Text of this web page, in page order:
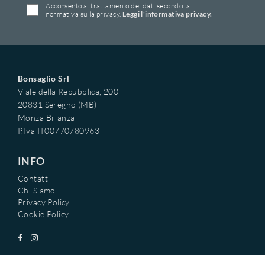
Acconsento al trattamento dei dati secondo la
normativa sulla privacy. Leggi l'informativa privacy.
Bonsaglio Srl
Viale della Repubblica, 200
20831 Seregno (MB)
Monza Brianza
P.Iva IT00770780963
INFO
Contatti
Chi Siamo
Privacy Policy
Cookie Policy